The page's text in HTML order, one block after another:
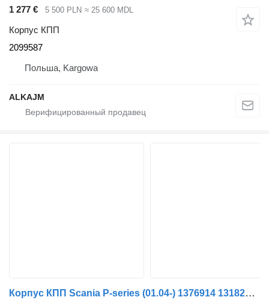
1 277 € 5 500 PLN ≈ 25 600 MDL
Корпус КПП
2099587
Польша, Kargowa
ALKAJM
Корпус КПП Scania P-series (01.04-) 1376914 1318221 для тягача Scania P,G,R,T-series (2004-2017)